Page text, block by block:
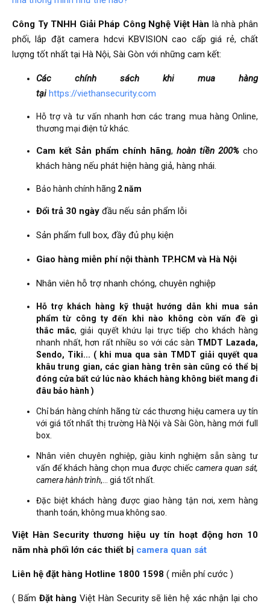
Công Ty TNHH Giải Pháp Công Nghệ Việt Hàn là nhà phân
phối, lắp đặt camera hdcvi KBVISION cao cấp giá rẻ, chất
lượng tốt nhất tại Hà Nội, Sài Gòn với những cam kết:
Các chính sách khi mua hàng
tại https://viethansecurity.com
Hỗ trợ và tư vấn nhanh hơn các trang mua hàng Online,
thương mại điện tử khác.
Cam kết Sản phẩm chính hãng, hoàn tiền 200% cho
khách hàng nếu phát hiện hàng giả, hàng nhái.
Bảo hành chính hãng 2 năm
Đổi trả 30 ngày đầu nếu sản phẩm lỗi
Sản phẩm full box, đầy đủ phụ kiện
Giao hàng miễn phí nội thành TP.HCM và Hà Nội
Nhân viên hỗ trợ nhanh chóng, chuyên nghiệp
Hỗ trợ khách hàng kỹ thuật hướng dẫn khi mua sản
phẩm từ công ty đến khi nào không còn vấn đề gì
thắc mắc, giải quyết khứu lại trực tiếp cho khách hàng
nhanh nhất, hơn rất nhiều so với các sàn TMDT Lazada,
Sendo, Tiki... ( khi mua qua sàn TMDT giải quyết qua
khâu trung gian, các gian hàng trên sàn cũng có thể bị
đóng cửa bất cứ lúc nào khách hàng không biết mang đi
đâu bảo hành )
Chỉ bán hàng chính hãng từ các thương hiệu camera uy tín
với giá tốt nhất thị trường Hà Nội và Sài Gòn, hàng mới full
box.
Nhân viên chuyên nghiệp, giàu kinh nghiệm sẵn sàng tư
vấn để khách hàng chọn mua được chiếc camera quan sát,
camera hành trình,… giá tốt nhất.
Đặc biệt khách hàng được giao hàng tận nơi, xem hàng
thanh toán, không mua không sao.
Việt Hàn Security thương hiệu uy tín hoạt động hơn 10
năm nhà phối lớn các thiết bị camera quan sát
Liên hệ đặt hàng Hotline 1800 1598 ( miễn phí cước )
( Bấm Đặt hàng Việt Hàn Security sẽ liên hệ xác nhận lại cho